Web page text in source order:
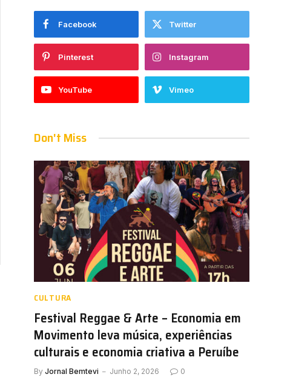
Facebook Twitter
Pinterest Instagram
YouTube Vimeo
Don't Miss
CULTURA
Festival Reggae & Arte – Economia em
Movimento leva música, experiências
culturais e economia criativa a Peruíbe
By Jornal Bemtevi Junho 2, 2026 0